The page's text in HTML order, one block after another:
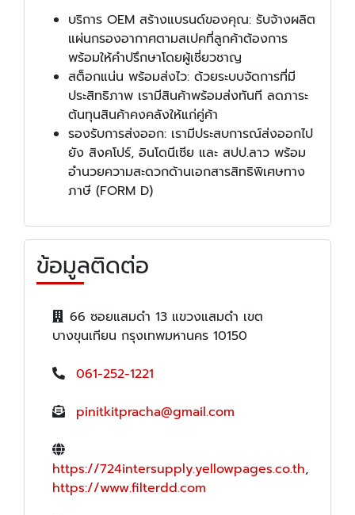
บริการ OEM สร้างแบรนด์ของคุณ: รับจ้างผลิต
แผ่นกรองอากาศตามสเปคที่ลูกค้าต้องการ
พร้อมให้คำปรึกษาโดยผู้เชี่ยวชาญ
สต็อกแน่น พร้อมส่งไว: ด้วยระบบจัดการที่มี
ประสิทธิภาพ เรามีสินค้าพร้อมส่งทันที ลดภาระ
ต้นทุนสินค้าคงคลังให้แก่คู่ค้า
รองรับการส่งออก: เรามีประสบการณ์ส่งออกไป
ยัง สิงคโปร์, อินโดนีเซีย และ สปป.ลาว พร้อม
อำนวยความสะดวกด้านเอกสารสิทธิพิเศษทาง
ภาษี (FORM D)
ข้อมูลติดต่อ
66 ซอยแสมดำ 13 แขวงแสมดำ เขต
บางขุนเทียน กรุงเทพมหานคร 10150
061-252-1221
pinitkitpracha@gmail.com
https://724intersupply.yellowpages.co.th,
https://www.filterdd.com